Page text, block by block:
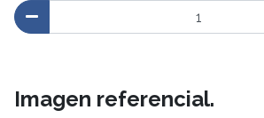
Imagen referencial.